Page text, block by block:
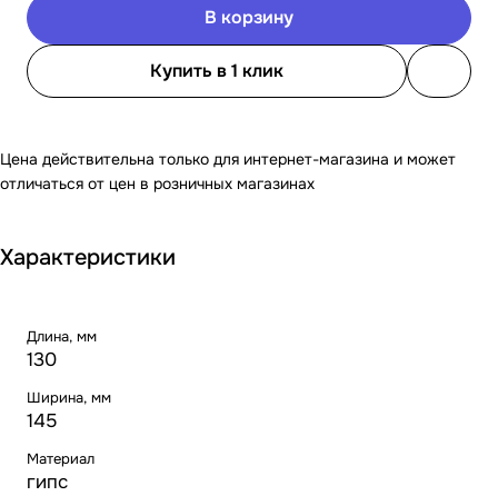
В корзину
Купить в 1 клик
Цена действительна только для интернет-магазина и может
отличаться от цен в розничных магазинах
Характеристики
Длина, мм
130
Ширина, мм
145
Материал
гипс